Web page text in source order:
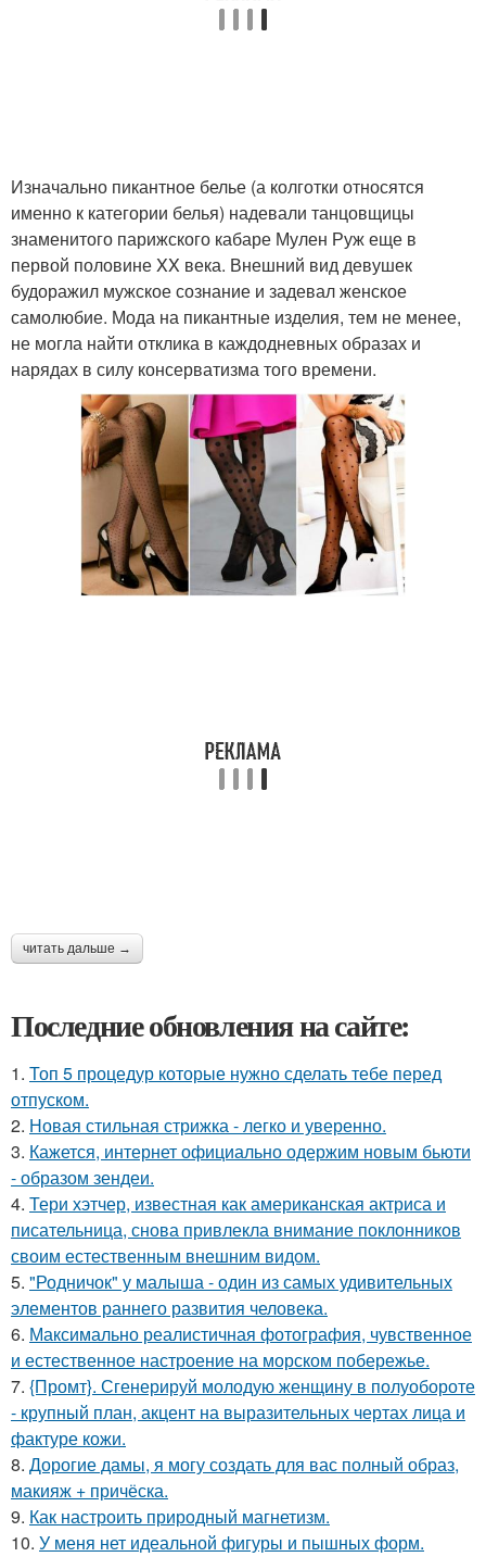
Изначально пикантное белье (а колготки относятся
именно к категории белья) надевали танцовщицы
знаменитого парижского кабаре Мулен Руж еще в
первой половине XX века. Внешний вид девушек
будоражил мужское сознание и задевал женское
самолюбие. Мода на пикантные изделия, тем не менее,
не могла найти отклика в каждодневных образах и
нарядах в силу консерватизма того времени.
читать дальше →
Последние обновления на сайте:
1. Топ 5 процедур которые нужно сделать тебе перед
отпуском.
2. Новая стильная стрижка - легко и уверенно.
3. Кажется, интернет официально одержим новым бьюти
- образом зендеи.
4. Тери хэтчер, известная как американская актриса и
писательница, снова привлекла внимание поклонников
своим естественным внешним видом.
5. "Родничок" у малыша - один из самых удивительных
элементов раннего развития человека.
6. Максимально реалистичная фотография, чувственное
и естественное настроение на морском побережье.
7. {Промт}. Сгенерируй молодую женщину в полуобороте
- крупный план, акцент на выразительных чертах лица и
фактуре кожи.
8. Дорогие дамы, я могу создать для вас полный образ,
макияж + причёска.
9. Как настроить природный магнетизм.
10. У меня нет идеальной фигуры и пышных форм.